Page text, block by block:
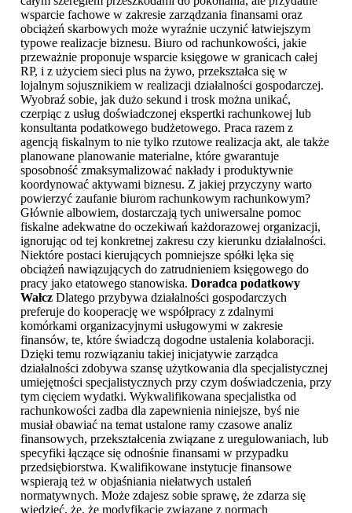
wsparcie fachowe w zakresie zarządzania finansami oraz
obciążeń skarbowych może wyraźnie uczynić łatwiejszym
typowe realizacje biznesu. Biuro od rachunkowości, jakie
przeważnie proponuje wsparcie księgowe w granicach całej
RP, i z użyciem sieci plus na żywo, przekształca się w
lojalnym sojusznikiem w realizacji działalności gospodarczej.
Wyobraź sobie, jak dużo sekund i trosk można unikać,
czerpiąc z usług doświadczonej ekspertki rachunkowej lub
konsultanta podatkowego budżetowego. Praca razem z
agencją fiskalnym to nie tylko rzutowe realizacja akt, ale także
planowane planowanie materialne, które gwarantuje
sposobność zmaksymalizować nakłady i produktywnie
koordynować aktywami biznesu. Z jakiej przyczyny warto
powierzyć zaufanie biurom rachunkowym rachunkowym?
Głównie albowiem, dostarczają tych uniwersalne pomoc
fiskalne adekwatne do oczekiwań każdorazowej organizacji,
ignorując od tej konkretnej zakresu czy kierunku działalności.
Niektóre postaci kierujących pomniejsze spółki lęka się
obciążeń nawiązujących do zatrudnieniem księgowego do
pracy jako etatowego stanowiska. Doradca podatkowy
Wałcz Dlatego przybywa działalności gospodarczych
preferuje do kooperację we współpracy z zdalnymi
komórkami organizacyjnymi usługowymi w zakresie
finansów, te, które świadczą dogodne ustalenia kolaboracji.
Dzięki temu rozwiązaniu takiej inicjatywie zarządca
działalności zdobywa szansę użytkowania dla specjalistycznej
umiejętności specjalistycznych przy czym doświadczenia, przy
tym cięciem wydatki. Wykwalifikowana specjalistka od
rachunkowości zadba dla zapewnienia niniejsze, byś nie
musiał obawiać na temat ustalone ramy czasowe analiz
finansowych, przekształcenia związane z uregulowaniach, lub
specyfiki łączące się odnośnie finansami w przypadku
przedsiębiorstwa. Kwalifikowane instytucje finansowe
wspierają też w objaśniania niełatwych ustaleń
normatywnych. Może zdajesz sobie sprawę, że zdarza się
wiedzieć, że, że modyfikacje związane z normach